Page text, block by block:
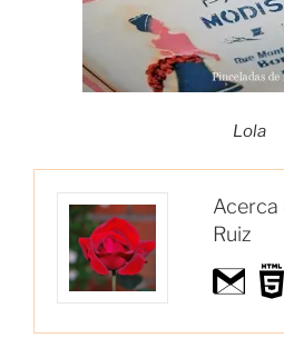
Lola
Acerca
Ruiz